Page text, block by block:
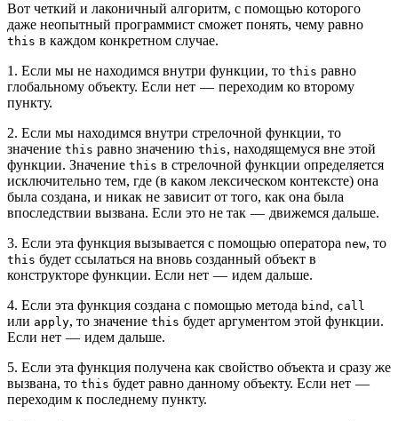
Вот четкий и лаконичный алгоритм, с помощью которого
даже неопытный программист сможет понять, чему равно
this в каждом конкретном случае.
1. Если мы не находимся внутри функции, то this равно
глобальному объекту. Если нет — переходим ко второму
пункту.
2. Если мы находимся внутри стрелочной функции, то
значение this равно значению this, находящемуся вне этой
функции. Значение this в стрелочной функции определяется
исключительно тем, где (в каком лексическом контексте) она
была создана, и никак не зависит от того, как она была
впоследствии вызвана. Если это не так — движемся дальше.
3. Если эта функция вызывается с помощью оператора new, то
this будет ссылаться на вновь созданный объект в
конструкторе функции. Если нет — идем дальше.
4. Если эта функция создана с помощью метода bind , call
или apply, то значение this будет аргументом этой функции.
Если нет — идем дальше.
5. Если эта функция получена как свойство объекта и сразу же
вызвана, то this будет равно данному объекту. Если нет —
переходим к последнему пункту.